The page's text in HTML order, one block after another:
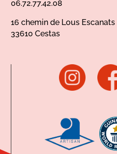
06.72.77.42.08
16 chemin de Lous Escanats
33610 Cestas